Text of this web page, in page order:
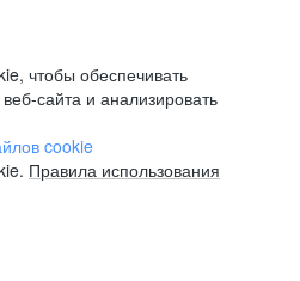
чтобы обеспечивать
сайта и анализировать
cookie
Правила использования